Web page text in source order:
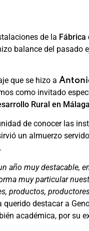
de la Fábrica
balance del pasado
que se hizo a
como invitado
Rural en
de conocer las
un almuerzo
año muy destacable,
muy particular
destacar a
académica, por su